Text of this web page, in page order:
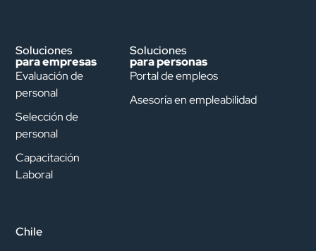
Soluciones
para empresas
Evaluación de
personal
Selección de
personal
Capacitación
Laboral
Soluciones
para personas
Portal de empleos
Asesoría en empleabilidad
Chile